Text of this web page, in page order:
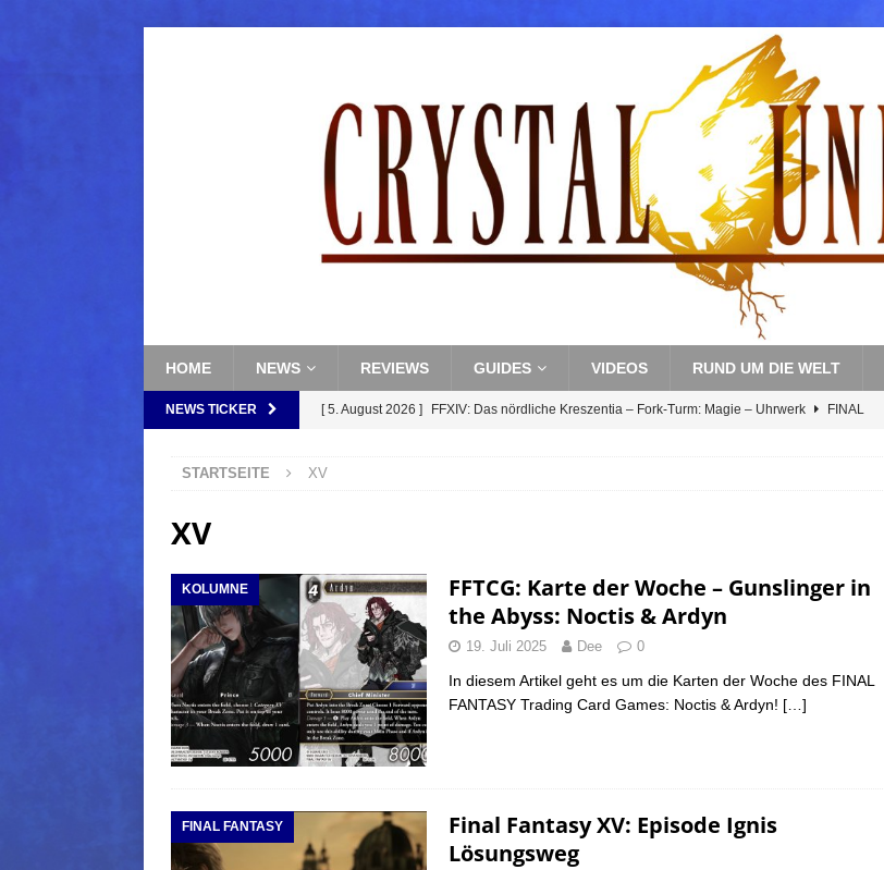
HOME NEWS REVIEWS GUIDES VIDEOS RUND UM DIE WELT
NEWS TICKER [ 5. August 2026 ] FFXIV: Das nördliche Kreszentia – Fork-Turm: Magie – Uhrwerk FINAL
FANTASY
[ 5. August 2026 ] FFXIV: Das nördliche Kreszentia – Fork-Turm: Magie – Boss 2: Schwerttänzer
(Normal) FINAL FANTASY
[ 5. August 2026 ] FFXIV: Das nördliche Kreszentia – Fork-Turm: Magie – Boss 4: Index (Normal)
FINAL FANTASY
STARTSEITE XV
XV
KOLUMNE
FFTCG: Karte der Woche – Gunslinger in
the Abyss: Noctis & Ardyn
19. Juli 2025 Dee 0
In diesem Artikel geht es um die Karten der Woche des FINAL
FANTASY Trading Card Games: Noctis & Ardyn! […]
FINAL FANTASY
Final Fantasy XV: Episode Ignis
Lösungsweg